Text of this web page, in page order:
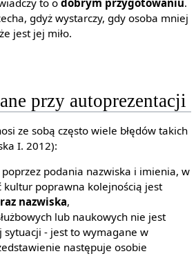
to o dobrym przygotowaniu.
gdyż wystarczy, gdy osoba mniej
jest jej miło.
przy autoprezentacji
ze sobą często wiele błędów takich
I. 2012):
podania nazwiska i imienia, w
kultur poprawna kolejnością jest
nazwiska,
lub naukowych nie jest
sytuacji - jest to wymagane w
następuje osobie